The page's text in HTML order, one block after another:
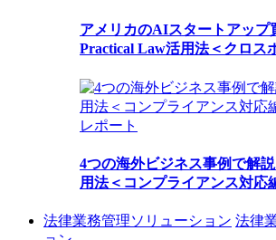
アメリカのAIスタートアップ
Practical Law活用法＜クロス
レポート
4つの海外ビジネス事例で解
用法＜コンプライアンス対応
法律業務管理ソリューション 法律